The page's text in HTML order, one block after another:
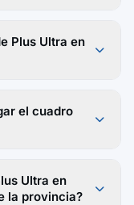
Plus Ultra en
el cuadro
Ultra en
la provincia?